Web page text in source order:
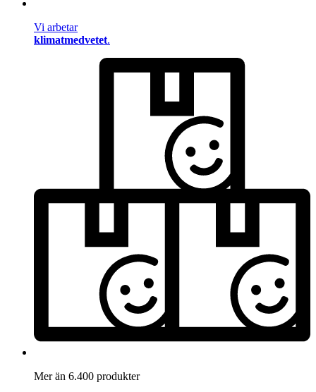
Vi arbetar
klimatmedvetet.
Mer än 6.400 produkter